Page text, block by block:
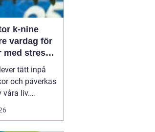
k-nine
vardag för
med stress
tätt inpå
och påverkas
våra liv.
ensamhet och